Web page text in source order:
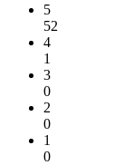
5
52
4
1
3
0
2
0
1
0